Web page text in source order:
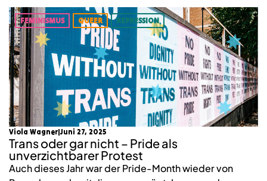
FEMINISMUS QUEER REPRESSION
Viola Wagner Juni 27, 2025
Trans oder gar nicht – Pride als
unverzichtbarer Protest
Auch dieses Jahr war der Pride-Month wieder von